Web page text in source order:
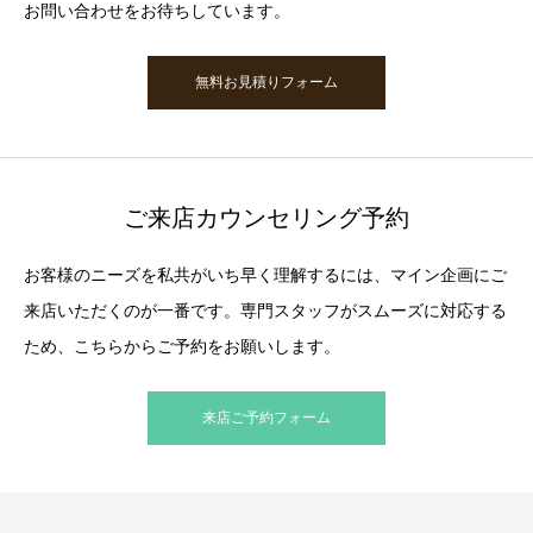
お問い合わせをお待ちしています。
無料お見積りフォーム
ご来店カウンセリング予約
お客様のニーズを私共がいち早く理解するには、マイン企画にご
来店いただくのが一番です。専門スタッフがスムーズに対応する
ため、こちらからご予約をお願いします。
来店ご予約フォーム